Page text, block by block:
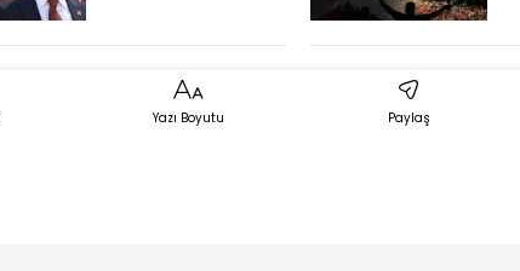
TBMM'de neler
Yazı Boyutu Paylaş